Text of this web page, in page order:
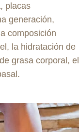
placas
generación,
composición
la hidratación de
grasa corporal, el